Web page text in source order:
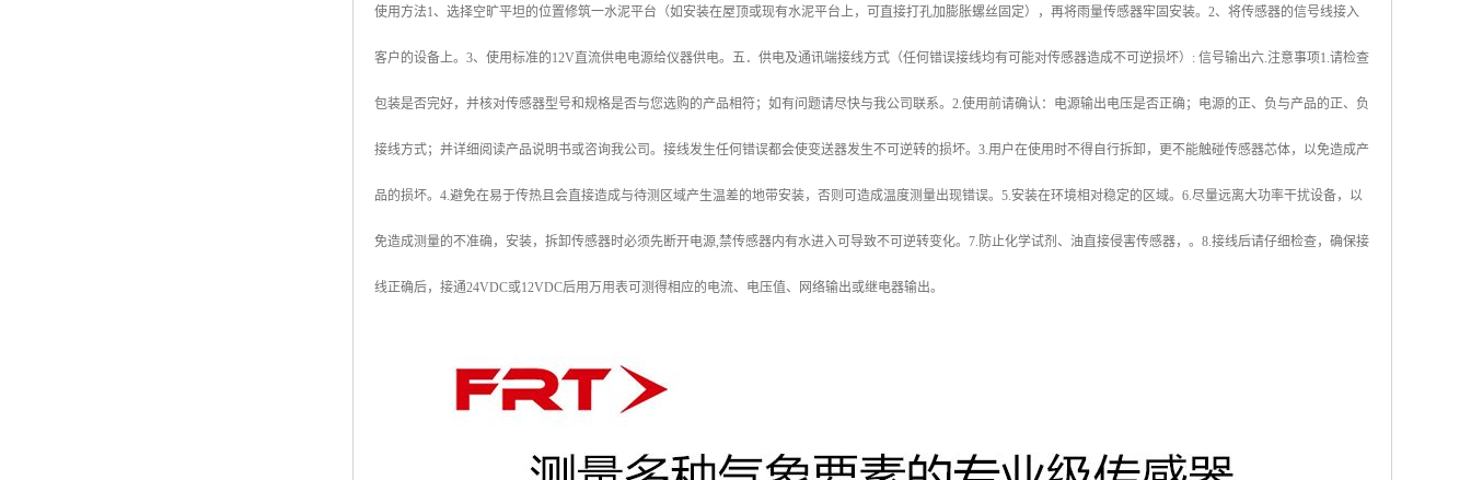
使用方法1、选择空旷平坦的位置修筑一水泥平台（如安装在屋顶或现有水泥平台上，可直接打孔加膨胀螺丝固定），再将雨量传感器牢固安装。2、将传感器的信号线接入
客户的设备上。3、使用标准的12V直流供电电源给仪器供电。五．供电及通讯端接线方式（任何错误接线均有可能对传感器造成不可逆损坏）: 信号输出六.注意事项1.请检查
包装是否完好，并核对传感器型号和规格是否与您选购的产品相符；如有问题请尽快与我公司联系。2.使用前请确认：电源输出电压是否正确；电源的正、负与产品的正、负
接线方式；并详细阅读产品说明书或咨询我公司。接线发生任何错误都会使变送器发生不可逆转的损坏。3.用户在使用时不得自行拆卸，更不能触碰传感器芯体，以免造成产
品的损坏。4.避免在易于传热且会直接造成与待测区域产生温差的地带安装，否则可造成温度测量出现错误。5.安装在环境相对稳定的区域。6.尽量远离大功率干扰设备，以
免造成测量的不准确，安装，拆卸传感器时必须先断开电源,禁传感器内有水进入可导致不可逆转变化。7.防止化学试剂、油直接侵害传感器，。8.接线后请仔细检查，确保接
线正确后，接通24VDC或12VDC后用万用表可测得相应的电流、电压值、网络输出或继电器输出。